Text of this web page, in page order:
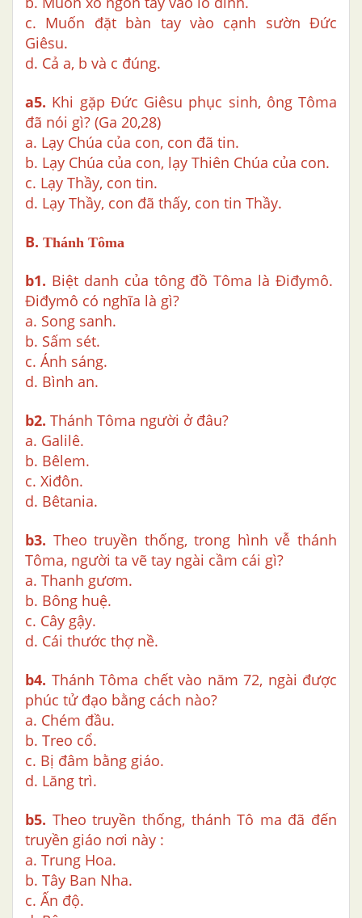
c. Muốn đặt bàn tay vào cạnh sườn Đức
Giêsu.
d. Cả a, b và c đúng.
a5. Khi gặp Đức Giêsu phục sinh, ông Tôma
đã nói gì? (Ga 20,28)
a. Lạy Chúa của con, con đã tin.
b. Lạy Chúa của con, lạy Thiên Chúa của con.
c. Lạy Thầy, con tin.
d. Lạy Thầy, con đã thấy, con tin Thầy.
B. Thánh Tôma
b1. Biệt danh của tông đồ Tôma là Điđymô.
Điđymô có nghĩa là gì?
a. Song sanh.
b. Sấm sét.
c. Ánh sáng.
d. Bình an.
b2. Thánh Tôma người ở đâu?
a. Galilê.
b. Bêlem.
c. Xiđôn.
d. Bêtania.
b3. Theo truyền thống, trong hình vễ thánh
Tôma, người ta vẽ tay ngài cầm cái gì?
a. Thanh gươm.
b. Bông huệ.
c. Cây gậy.
d. Cái thước thợ nề.
b4. Thánh Tôma chết vào năm 72, ngài được
phúc tử đạo bằng cách nào?
a. Chém đầu.
b. Treo cổ.
c. Bị đâm bằng giáo.
d. Lăng trì.
b5. Theo truyền thống, thánh Tô ma đã đến
truyền giáo nơi này :
a. Trung Hoa.
b. Tây Ban Nha.
c. Ấn độ.